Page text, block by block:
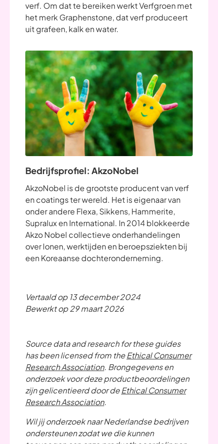
verf. Om dat te bereiken werkt Verfgroen met
het merk Graphenstone, dat verf produceert
uit grafeen, kalk en water.
Bedrijfsprofiel: AkzoNobel
AkzoNobel is de grootste producent van verf
en coatings ter wereld. Het is eigenaar van
onder andere Flexa, Sikkens, Hammerite,
Supralux en International. In 2014 blokkeerde
Akzo Nobel collectieve onderhandelingen
over lonen, werktijden en beroepsziekten bij
een Koreaanse dochteronderneming.
Vertaald op 13 december 2024
Bewerkt op 29 maart 2026
Source data and research for these guides
has been licensed from theEthical Consumer
Research Association. Brongegevens en
onderzoek voor deze productbeoordelingen
zijn gelicentieerd door deEthical Consumer
Research Association.
Wil jij onderzoek naar Nederlandse bedrijven
ondersteunen zodat we die kunnen